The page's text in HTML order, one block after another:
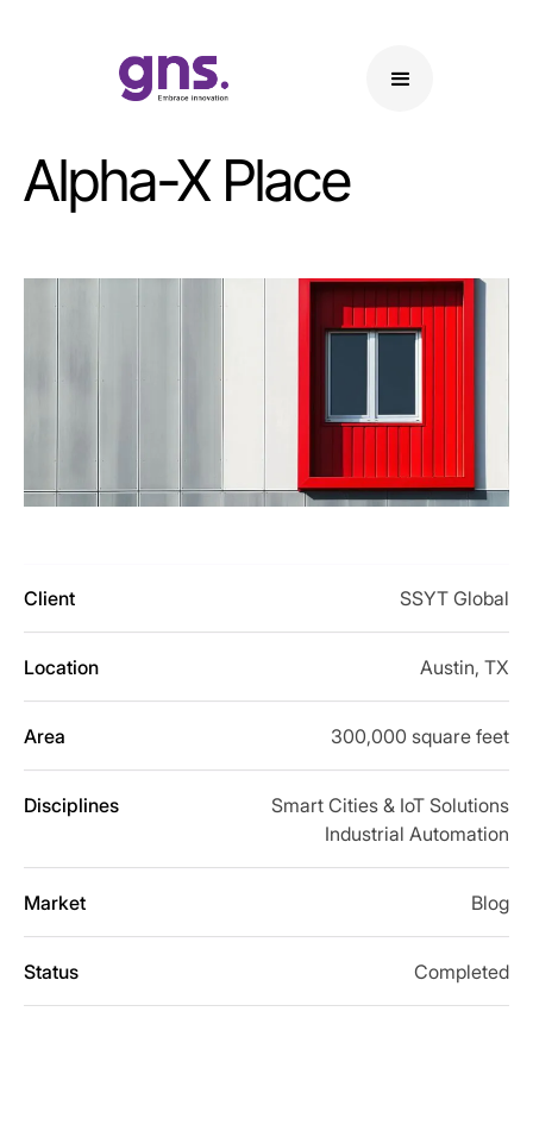
Alpha-X Place
Client SSYT Global
Location Austin, TX
Area 300,000 square feet
Disciplines
Smart Cities & IoT Solutions
Industrial Automation
Market Blog
Status Completed